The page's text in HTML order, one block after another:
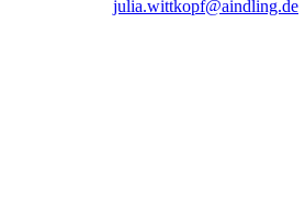
julia.wittkopf@aindling.de